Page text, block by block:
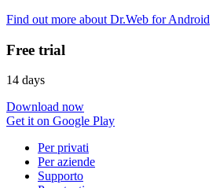
Find out more about Dr.Web for Android
Free trial
14 days
Download now
Get it on Google Play
Per privati
Per aziende
Supporto